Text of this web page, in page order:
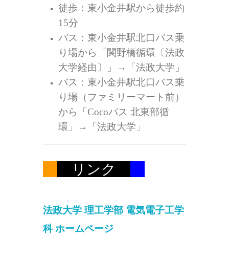
徒歩：東小金井駅から徒歩約
15分
バス：東小金井駅北口バス乗
り場から「関野橋循環〔法政
大学経由〕」→「法政大学」
バス：東小金井駅北口バス乗
り場（ファミリーマート前）
から「Cocoバス 北東部循
環」→「法政大学」
リンク
法政大学 理工学部 電気電子工学
科 ホームページ